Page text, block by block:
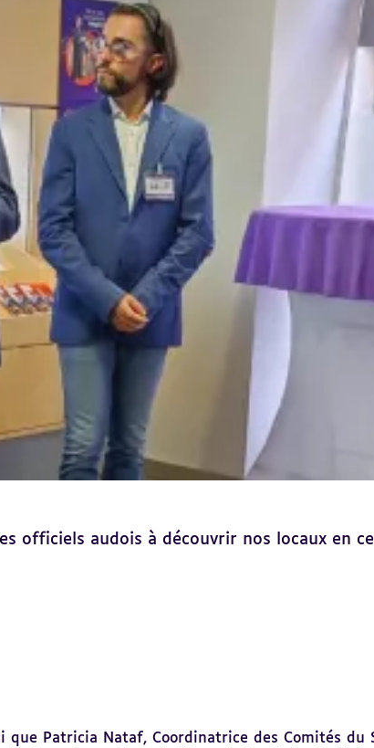
officiels audois à découvrir nos locaux en
que Patricia Nataf, Coordinatrice des Comités du